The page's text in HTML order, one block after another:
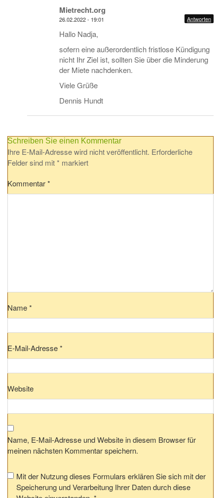
Mietrecht.org
26.02.2022 - 19:01 Antworten
Hallo Nadja,
sofern eine außerordentlich fristlose Kündigung
nicht Ihr Ziel ist, sollten Sie über die Minderung
der Miete nachdenken.
Viele Grüße
Dennis Hundt
Schreiben Sie einen Kommentar
Ihre E-Mail-Adresse wird nicht veröffentlicht. Erforderliche
Felder sind mit* markiert
Kommentar*
Name*
E-Mail-Adresse*
Website
Name, E-Mail-Adresse und Website in diesem Browser für
meinen nächsten Kommentar speichern.
Mit der Nutzung dieses Formulars erklären Sie sich mit der
Speicherung und Verarbeitung Ihrer Daten durch diese